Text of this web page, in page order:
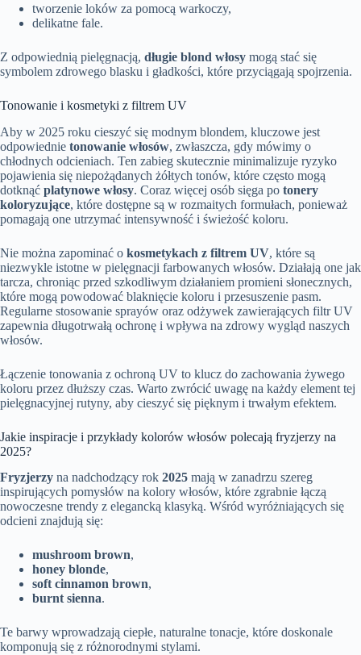
tworzenie loków za pomocą warkoczy,
delikatne fale.
Z odpowiednią pielęgnacją, długie blond włosy mogą stać się
symbolem zdrowego blasku i gładkości, które przyciągają spojrzenia.
Tonowanie i kosmetyki z filtrem UV
Aby w 2025 roku cieszyć się modnym blondem, kluczowe jest
odpowiednie tonowanie włosów, zwłaszcza, gdy mówimy o
chłodnych odcieniach. Ten zabieg skutecznie minimalizuje ryzyko
pojawienia się niepożądanych żółtych tonów, które często mogą
dotknąć platynowe włosy. Coraz więcej osób sięga po tonery
koloryzujące, które dostępne są w rozmaitych formułach, ponieważ
pomagają one utrzymać intensywność i świeżość koloru.
Nie można zapominać o kosmetykach z filtrem UV, które są
niezwykle istotne w pielęgnacji farbowanych włosów. Działają one jak
tarcza, chroniąc przed szkodliwym działaniem promieni słonecznych,
które mogą powodować blaknięcie koloru i przesuszenie pasm.
Regularne stosowanie sprayów oraz odżywek zawierających filtr UV
zapewnia długotrwałą ochronę i wpływa na zdrowy wygląd naszych
włosów.
Łączenie tonowania z ochroną UV to klucz do zachowania żywego
koloru przez dłuższy czas. Warto zwrócić uwagę na każdy element tej
pielęgnacyjnej rutyny, aby cieszyć się pięknym i trwałym efektem.
Jakie inspiracje i przykłady kolorów włosów polecają fryzjerzy na
2025?
Fryzjerzy na nadchodzący rok 2025 mają w zanadrzu szereg
inspirujących pomysłów na kolory włosów, które zgrabnie łączą
nowoczesne trendy z elegancką klasyką. Wśród wyróżniających się
odcieni znajdują się:
mushroom brown,
honey blonde,
soft cinnamon brown,
burnt sienna.
Te barwy wprowadzają ciepłe, naturalne tonacje, które doskonale
komponują się z różnorodnymi stylami.